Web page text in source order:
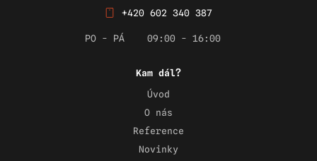
+420 602 340 387
PO - PÁ 09:00 - 16:00
Kam dál?
Úvod
O nás
Reference
Novinky